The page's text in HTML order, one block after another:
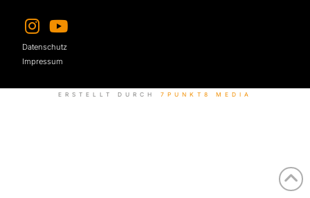
Datenschutz
Impressum
ERSTELLT DURCH 7PUNKT8 MEDIA